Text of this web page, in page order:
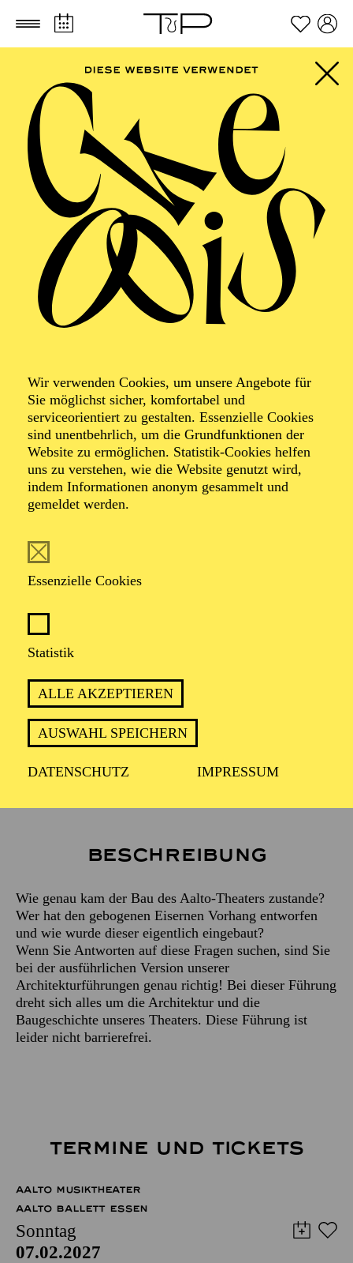
Zum Hauptinhalt springen Zum Footer springen
Wir verwenden Cookies, um unsere Angebote für
Sie möglichst sicher, komfortabel und
serviceorientiert zu gestalten. Essenzielle Cookies
sind unentbehrlich, um die Grundfunktionen der
Website zu ermöglichen. Statistik-Cookies helfen
uns zu verstehen, wie die Website genutzt wird,
indem Informationen anonym gesammelt und
gemeldet werden.
Essenzielle Cookies
Statistik
ALLE AKZEPTIEREN
AUSWAHL SPEICHERN
DATENSCHUTZ IMPRESSUM
AALTO
MUSIKTHEATER,
AALTO BALLETT
ESSEN
Architekturführung
Spezial
Treffpunkt: Haupteingang des Aalto-Theaters
Diese Führung ist nicht barrierefrei.
Beschreibung
Wie genau kam der Bau des Aalto-Theaters zustande?
Wer hat den gebogenen Eisernen Vorhang entworfen
und wie wurde dieser eigentlich eingebaut?
Wenn Sie Antworten auf diese Fragen suchen, sind Sie
bei der ausführlichen Version unserer
Architekturführungen genau richtig! Bei dieser Führung
dreht sich alles um die Architektur und die
Baugeschichte unseres Theaters. Diese Führung ist
leider nicht barrierefrei.
TERMINE UND TICKETS
AALTO MUSIKTHEATER
AALTO BALLETT ESSEN
Sonntag
07.02.2027